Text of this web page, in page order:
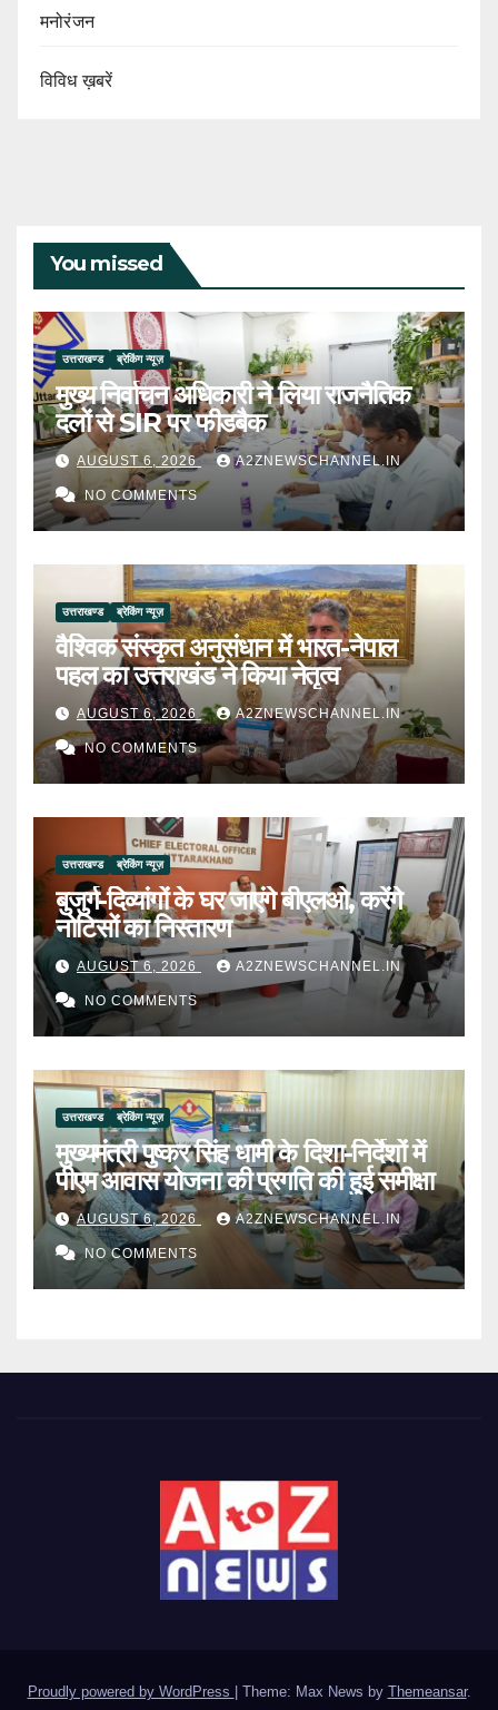
मनोरंजन
विविध ख़बरें
You missed
उत्तराखण्ड ब्रेकिंग न्यूज़
मुख्य निर्वाचन अधिकारी ने लिया राजनैतिक
दलों से SIR पर फीडबैक
AUGUST 6, 2026 A2ZNEWSCHANNEL.IN
NO COMMENTS
उत्तराखण्ड ब्रेकिंग न्यूज़
वैश्विक संस्कृत अनुसंधान में भारत-नेपाल
पहल का उत्तराखंड ने किया नेतृत्व
AUGUST 6, 2026 A2ZNEWSCHANNEL.IN
NO COMMENTS
उत्तराखण्ड ब्रेकिंग न्यूज़
बुजुर्ग-दिव्यांगों के घर जाएंगे बीएलओ, करेंगे
नोटिसों का निस्तारण
AUGUST 6, 2026 A2ZNEWSCHANNEL.IN
NO COMMENTS
उत्तराखण्ड ब्रेकिंग न्यूज़
मुख्यमंत्री पुष्कर सिंह धामी के दिशा-निर्देशों में
पीएम आवास योजना की प्रगति की हुई समीक्षा
AUGUST 6, 2026 A2ZNEWSCHANNEL.IN
NO COMMENTS
Proudly powered by WordPress | Theme: Max News by Themeansar.